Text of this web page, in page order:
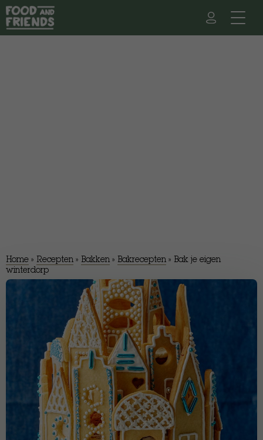
Home » Recepten » Bakken » Bakrecepten » Bak je eigen
winterdorp